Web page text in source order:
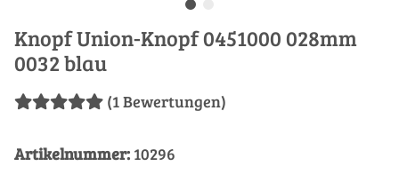
Knopf Union-Knopf 0451000 028mm
0032 blau
(1 Bewertungen)
Artikelnummer: 10296